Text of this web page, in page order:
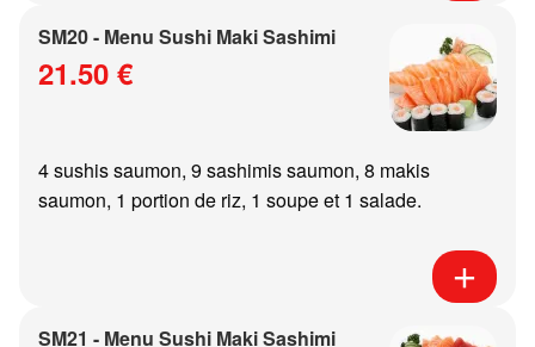
SM20 - Menu Sushi Maki Sashimi
21.50 €
4 sushis saumon, 9 sashimis saumon, 8 makis
saumon, 1 portion de riz, 1 soupe et 1 salade.
SM21 - Menu Sushi Maki Sashimi